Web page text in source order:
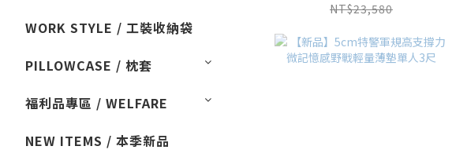
WORK STYLE / 工裝收納袋
PILLOWCASE / 枕套
福利品專區 / WELFARE
NEW ITEMS / 本季新品
NT$23,580